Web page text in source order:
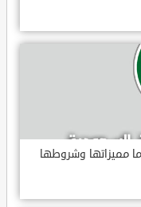
مميزاتها وشروطها